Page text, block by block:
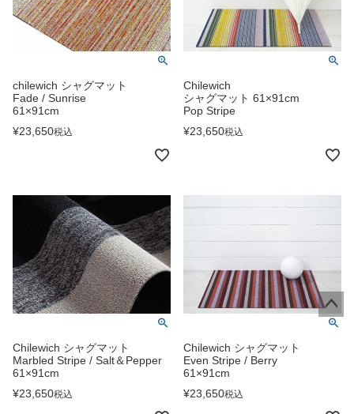
chilewich シャグマット
Fade / Sunrise
61×91cm
¥23,650税込
Chilewich
シャグマット 61×91cm
Pop Stripe
¥23,650税込
Chilewich シャグマット
Marbled Stripe / Salt＆Pepper
61×91cm
¥23,650税込
Chilewich シャグマット
Even Stripe / Berry
61×91cm
¥23,650税込
ペー